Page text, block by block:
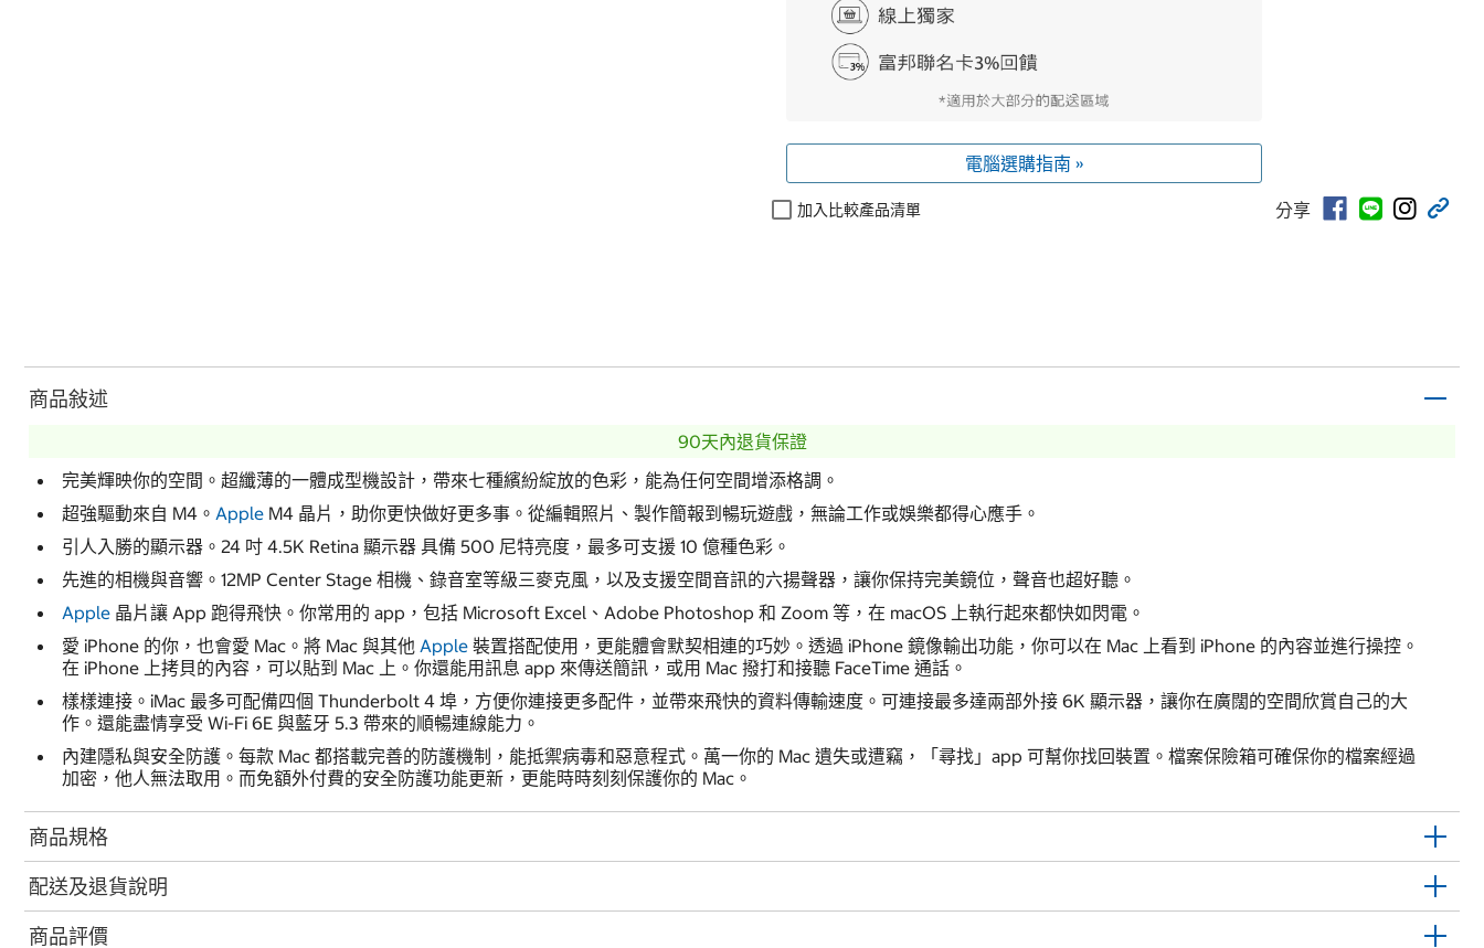
電腦選購指南 »
加入比較產品清單 分享
商品敍述
90天內退貨保證
完美輝映你的空間。超纖薄的一體成型機設計，帶來七種繽紛綻放的色彩，能為任何空間增添格調。
超強驅動來自 M4。 Apple M4 晶片，助你更快做好更多事。從編輯照片、製作簡報到暢玩遊戲，無論工作或娛樂都得心應手。
引人入勝的顯示器。24 吋 4.5K Retina 顯示器 具備 500 尼特亮度，最多可支援 10 億種色彩。
先進的相機與音響。12MP Center Stage 相機、錄音室等級三麥克風，以及支援空間音訊的六揚聲器，讓你保持完美鏡位，聲音也超好聽。
Apple 晶片讓 App 跑得飛快。你常用的 app，包括 Microsoft Excel、Adobe Photoshop 和 Zoom 等，在 macOS 上執行起來都快如閃電。
愛 iPhone 的你，也會愛 Mac。將 Mac 與其他 Apple 裝置搭配使用，更能體會默契相連的巧妙。透過 iPhone 鏡像輸出功能，你可以在 Mac 上看到 iPhone 的內容並進行操控。
在 iPhone 上拷貝的內容，可以貼到 Mac 上。你還能用訊息 app 來傳送簡訊，或用 Mac 撥打和接聽 FaceTime 通話。
樣樣連接。iMac 最多可配備四個 Thunderbolt 4 埠，方便你連接更多配件，並帶來飛快的資料傳輸速度。可連接最多達兩部外接 6K 顯示器，讓你在廣闊的空間欣賞自己的大
作。還能盡情享受 Wi-Fi 6E 與藍牙 5.3 帶來的順暢連線能力。
內建隱私與安全防護。每款 Mac 都搭載完善的防護機制，能抵禦病毒和惡意程式。萬一你的 Mac 遺失或遭竊，「尋找」app 可幫你找回裝置。檔案保險箱可確保你的檔案經過
加密，他人無法取用。而免額外付費的安全防護功能更新，更能時時刻刻保護你的 Mac。
商品規格
配送及退貨說明
商品評價